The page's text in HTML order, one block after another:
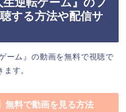
する方法や配信サ
ーム』の動画を無料で視聴で
す。
無料で動画を見る方法